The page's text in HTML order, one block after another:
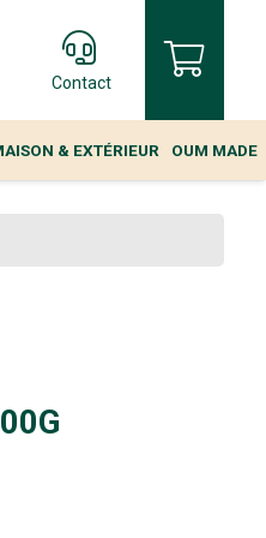
Contact
& EXTÉRIEUR OUM MADE